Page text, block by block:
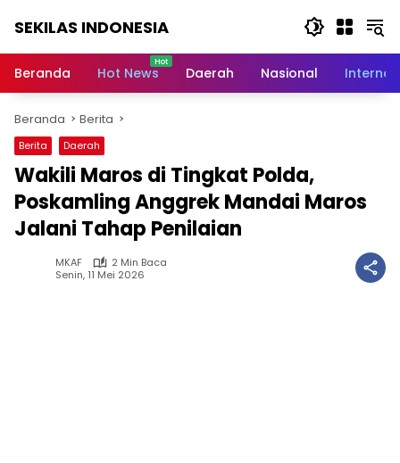
SEKILAS INDONESIA
Terkini,
Latest
World,
Headlines,
News
Today
Beranda Hot News Daerah Nasional
Beranda Berita
Berita Daerah
Wakili Maros di Tingkat Polda,
Poskamling Anggrek Mandai Maros
Jalani Tahap Penilaian
MKAF
2 Min Baca
Senin, 11 Mei 2026